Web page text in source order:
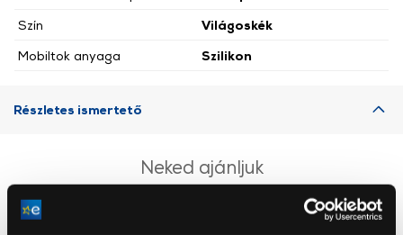
Szín
Világoskék
Mobiltok anyaga
Szilikon
Részletes ismertető
Neked ajánljuk